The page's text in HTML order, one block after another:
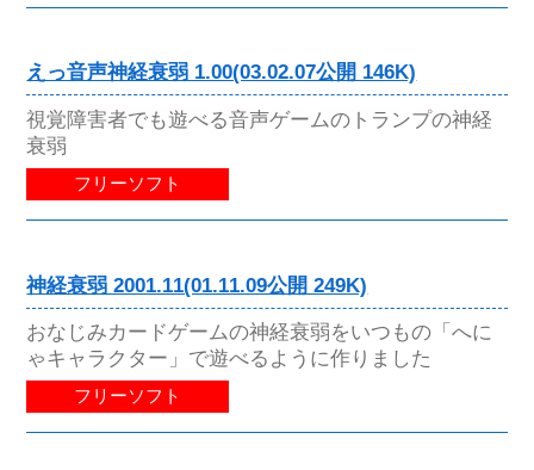
えっ音声神経衰弱 1.00(03.02.07公開 146K)
視覚障害者でも遊べる音声ゲームのトランプの神経
衰弱
フリーソフト
神経衰弱 2001.11(01.11.09公開 249K)
おなじみカードゲームの神経衰弱をいつもの「へに
ゃキャラクター」で遊べるように作りました
フリーソフト